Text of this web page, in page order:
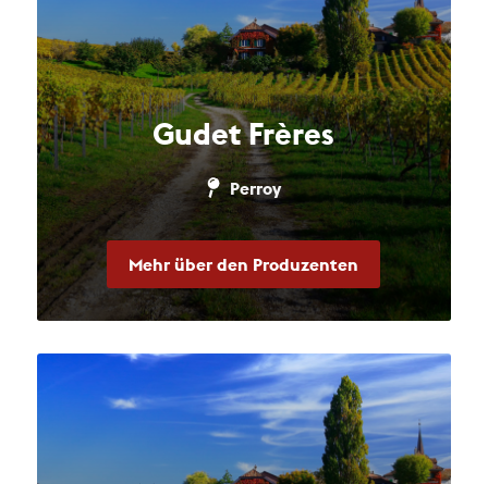
Gudet Frères
Perroy
Mehr über den Produzenten